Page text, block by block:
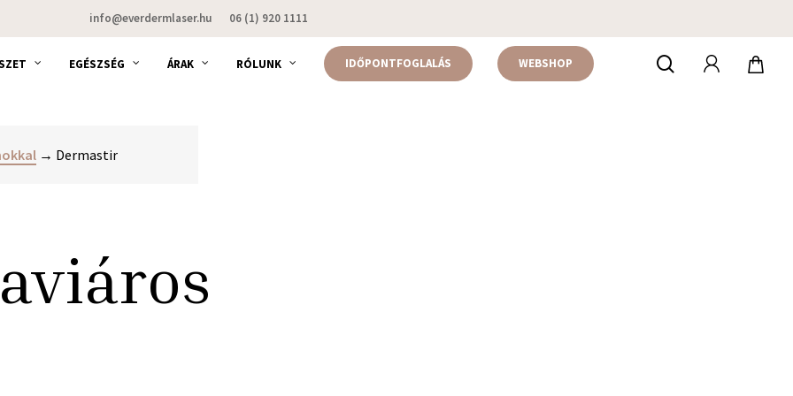
info@everdermlaser.hu 06 (1) 920 1111
EGÉSZSÉG ÁRAK RÓLUNK IDŐPONTFOGLALÁS WEBSHOP keresés
→ Dermastir